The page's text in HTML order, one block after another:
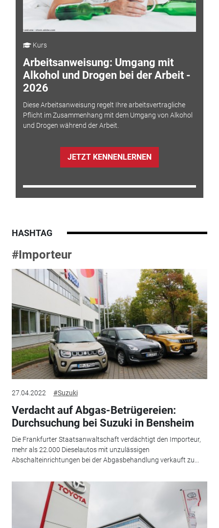
Kurs
Arbeitsanweisung: Umgang mit
Alkohol und Drogen bei der Arbeit -
2026
Diese Arbeitsanweisung regelt Ihre arbeitsvertragliche
Pflicht im Zusammenhang mit dem Umgang von Alkohol
und Drogen während der Arbeit.
JETZT KENNENLERNEN
HASHTAG
#Importeur
27.04.2022 #Suzuki
Verdacht auf Abgas-Betrügereien:
Durchsuchung bei Suzuki in Bensheim
Die Frankfurter Staatsanwaltschaft verdächtigt den Importeur,
mehr als 22.000 Dieselautos mit unzulässigen
Abschalteinrichtungen bei der Abgasbehandlung verkauft zu...